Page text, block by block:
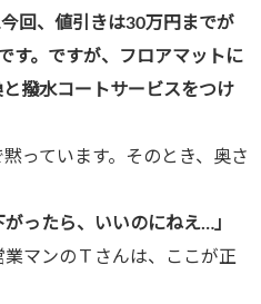
回、値引きは30万円までが
す。ですが、フロアマットに
撥水コートサービスをつけ
っています。そのとき、奥さ
ったら、いいのにねえ…」
マンのＴさんは、ここが正